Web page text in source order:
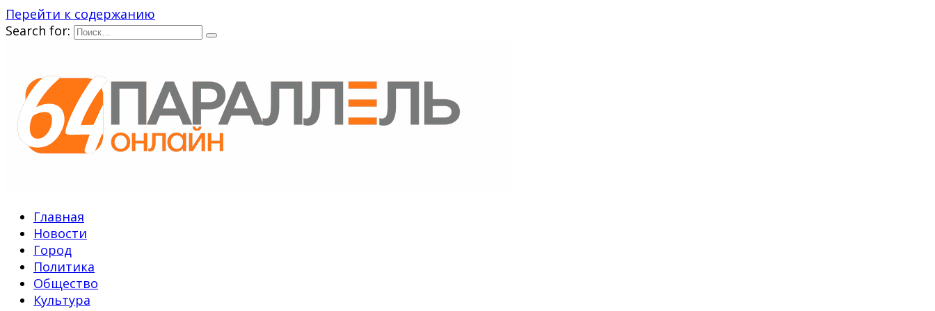
Перейти к содержанию
Search for:
Главная
Новости
Город
Политика
Общество
Культура